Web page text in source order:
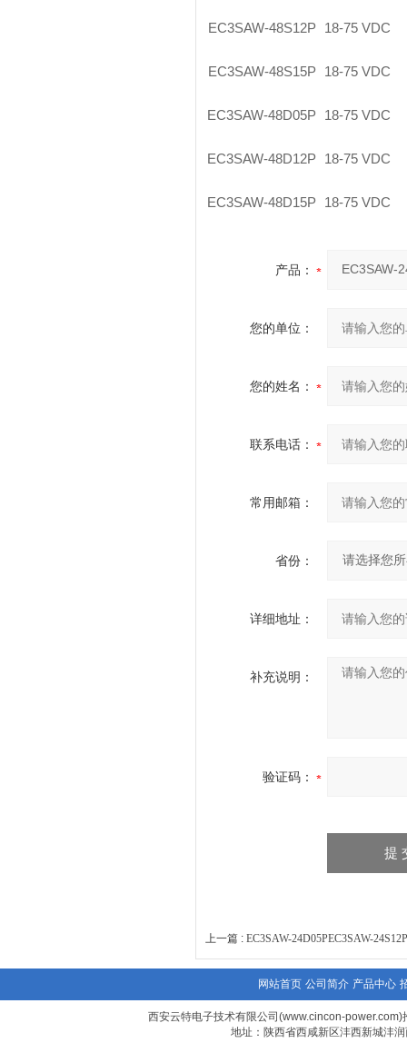
EC3SAW-48S12P 18-75 VDC
EC3SAW-48S15P 18-75 VDC
EC3SAW-48D05P 18-75 VDC
EC3SAW-48D12P 18-75 VDC
EC3SAW-48D15P 18-75 VDC
产品：
您的单位：
您的姓名：
联系电话：
常用邮箱：
省份：
详细地址：
补充说明：
验证码：
上一篇 : EC3SAW-24D05PEC3SAW-
网站首页 公司简介 产品中心
西安云特电子技术有限公司(www.cincon-
地址：陕西省西咸新区沣西新城沣